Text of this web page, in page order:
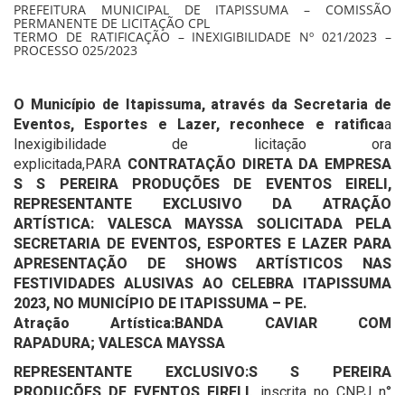
PREFEITURA MUNICIPAL DE ITAPISSUMA – COMISSÃO
PERMANENTE DE LICITAÇÃO CPL
TERMO DE RATIFICAÇÃO – INEXIGIBILIDADE Nº 021/2023 –
PROCESSO 025/2023
O Município de Itapissuma, através da Secretaria de
Eventos, Esportes e Lazer, reconhece e ratificaa
Inexigibilidade de licitação ora
explicitada,PARA CONTRATAÇÃO DIRETA DA EMPRESA
S S PEREIRA PRODUÇÕES DE EVENTOS EIRELI,
REPRESENTANTE EXCLUSIVO DA ATRAÇÃO
ARTÍSTICA: VALESCA MAYSSA SOLICITADA PELA
SECRETARIA DE EVENTOS, ESPORTES E LAZER PARA
APRESENTAÇÃO DE SHOWS ARTÍSTICOS NAS
FESTIVIDADES ALUSIVAS AO CELEBRA ITAPISSUMA
2023, NO MUNICÍPIO DE ITAPISSUMA – PE.
Atração Artística:BANDA CAVIAR COM
RAPADURA; VALESCA MAYSSA
REPRESENTANTE EXCLUSIVO:S S PEREIRA